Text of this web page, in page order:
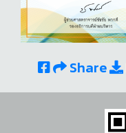
Share